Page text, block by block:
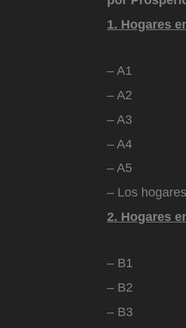
1. Hogares
– A1
– A2
– A3
– A4
– A5
– Los
2. Hogares
– B1
– B2
– B3